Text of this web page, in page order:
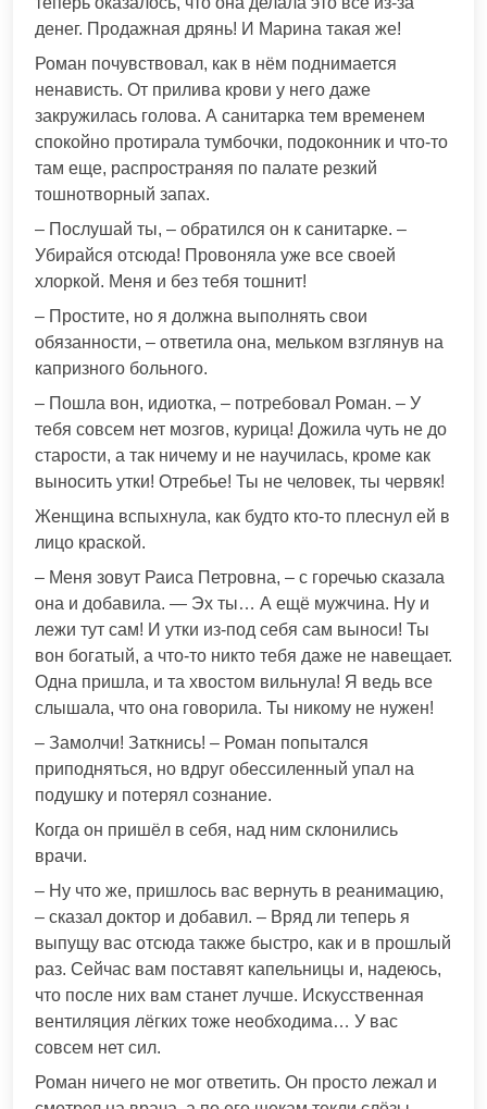
денег. Продажная дрянь! И Марина такая же!
Роман почувствовал, как в нём поднимается
ненависть. От прилива крови у него даже
закружилась голова. А санитарка тем временем
спокойно протирала тумбочки, подоконник и что-то
там еще, распространяя по палате резкий
тошнотворный запах.
– Послушай ты, – обратился он к санитарке. –
Убирайся отсюда! Провоняла уже все своей
хлоркой. Меня и без тебя тошнит!
– Простите, но я должна выполнять свои
обязанности, – ответила она, мельком взглянув на
капризного больного.
– Пошла вон, идиотка, – потребовал Роман. – У
тебя совсем нет мозгов, курица! Дожила чуть не до
старости, а так ничему и не научилась, кроме как
выносить утки! Отребье! Ты не человек, ты червяк!
Женщина вспыхнула, как будто кто-то плеснул ей в
лицо краской.
– Меня зовут Раиса Петровна, – с горечью сказала
она и добавила. — Эх ты… А ещё мужчина. Ну и
лежи тут сам! И утки из-под себя сам выноси! Ты
вон богатый, а что-то никто тебя даже не навещает.
Одна пришла, и та хвостом вильнула! Я ведь все
слышала, что она говорила. Ты никому не нужен!
– Замолчи! Заткнись! – Роман попытался
приподняться, но вдруг обессиленный упал на
подушку и потерял сознание.
Когда он пришёл в себя, над ним склонились
врачи.
– Ну что же, пришлось вас вернуть в реанимацию,
– сказал доктор и добавил. – Вряд ли теперь я
выпущу вас отсюда также быстро, как и в прошлый
раз. Сейчас вам поставят капельницы и, надеюсь,
что после них вам станет лучше. Искусственная
вентиляция лёгких тоже необходима… У вас
совсем нет сил.
Роман ничего не мог ответить. Он просто лежал и